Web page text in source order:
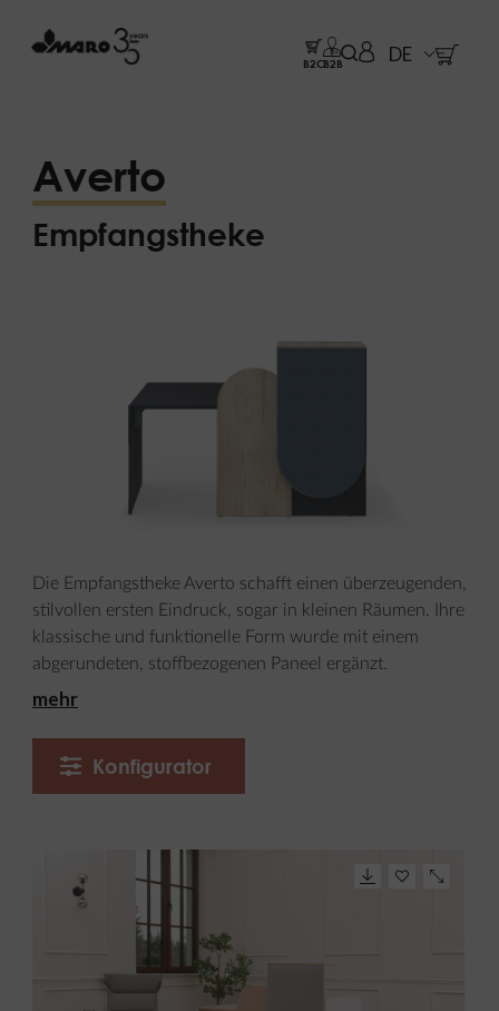
B2CB2B DE
Averto
Empfangstheke
Die Empfangstheke Averto schafft einen überzeugenden,
stilvollen ersten Eindruck, sogar in kleinen Räumen. Ihre
klassische und funktionelle Form wurde mit einem
abgerundeten, stoffbezogenen Paneel ergänzt.
mehr
Konfigurator